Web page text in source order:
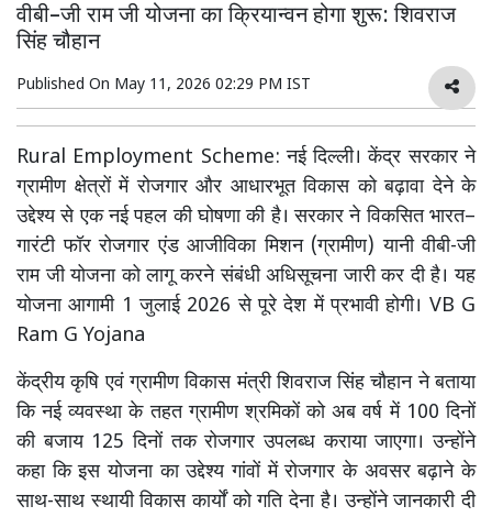
वीबी–जी राम जी योजना का क्रियान्वन होगा शुरू: शिवराज
सिंह चौहान
Published On May 11, 2026 02:29 PM IST
Rural Employment Scheme: नई दिल्ली। केंद्र सरकार ने
ग्रामीण क्षेत्रों में रोजगार और आधारभूत विकास को बढ़ावा देने के
उद्देश्य से एक नई पहल की घोषणा की है। सरकार ने विकसित भारत–
गारंटी फॉर रोजगार एंड आजीविका मिशन (ग्रामीण) यानी वीबी-जी
राम जी योजना को लागू करने संबंधी अधिसूचना जारी कर दी है। यह
योजना आगामी 1 जुलाई 2026 से पूरे देश में प्रभावी होगी। VB G
Ram G Yojana
केंद्रीय कृषि एवं ग्रामीण विकास मंत्री शिवराज सिंह चौहान ने बताया
कि नई व्यवस्था के तहत ग्रामीण श्रमिकों को अब वर्ष में 100 दिनों
की बजाय 125 दिनों तक रोजगार उपलब्ध कराया जाएगा। उन्होंने
कहा कि इस योजना का उद्देश्य गांवों में रोजगार के अवसर बढ़ाने के
साथ-साथ स्थायी विकास कार्यों को गति देना है। उन्होंने जानकारी दी